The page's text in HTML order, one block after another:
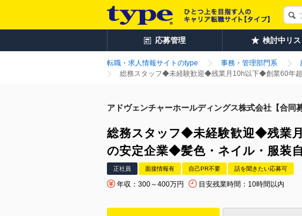
応募管理 検討中リス
転職・求人情報サイトのtype 事務・管理部門系
総務スタッフ◆未経験歓迎◆残業月10h以下◆創業60年
アドヴェンチャーホールディングス株式会社【合同募
総務スタッフ◆未経験歓迎◆残業
の安定企業◆髪色・ネイル・服装
正社員 面接情報有 自己PR不要 話を聞きたい応募可
年収：300～400万円 目安残業時間：10時間以内